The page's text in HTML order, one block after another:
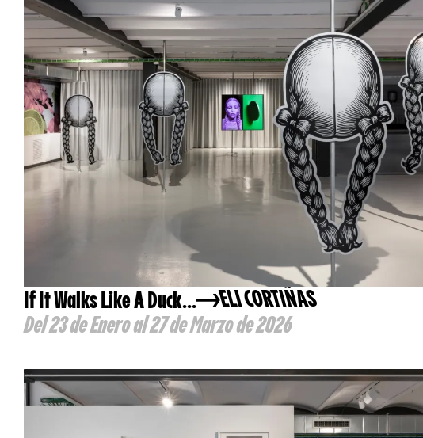
If It Walks Like A Duck...
ELI CORTIÑAS
Del 23 de Enero al 27 de Marzo de 2026